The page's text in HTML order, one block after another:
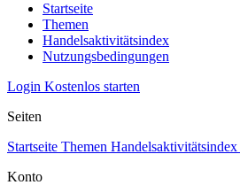
Startseite
Themen
Handelsaktivitätsindex
Nutzungsbedingungen
Login Kostenlos starten
Seiten
Startseite Themen Handelsaktivitätsindex
Konto